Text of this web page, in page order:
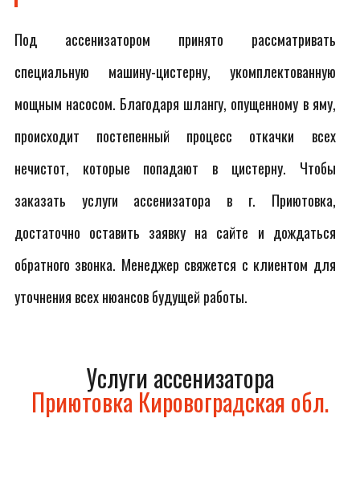
Под ассенизатором принято рассматривать
специальную машину-цистерну, укомплектованную
мощным насосом. Благодаря шлангу, опущенному в яму,
происходит постепенный процесс откачки всех
нечистот, которые попадают в цистерну. Чтобы
заказать услуги ассенизатора в г. Приютовка,
достаточно оставить заявку на сайте и дождаться
обратного звонка. Менеджер свяжется с клиентом для
уточнения всех нюансов будущей работы.
Услуги ассенизатора
Приютовка Кировоградская обл.